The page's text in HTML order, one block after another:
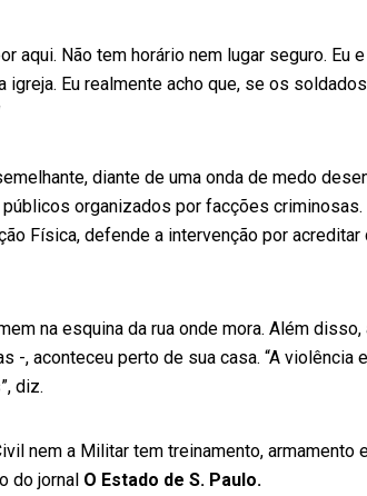
aqui. Não tem horário nem lugar seguro. Eu
Eu realmente acho que, se os
diante de uma onda de medo
organizados por facções criminosas.
Física, defende a intervenção por acreditar
na esquina da rua onde mora. Além disso,
, aconteceu perto de sua casa. “A violência
diz.
nem a Militar tem treinamento, armamento
do jornal O Estado de S. Paulo.